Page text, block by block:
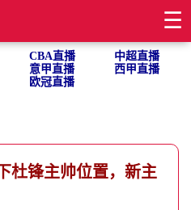
☰
CBA直播
中超直播
意甲直播
西甲直播
欧冠直播
杜锋主帅位置，新主